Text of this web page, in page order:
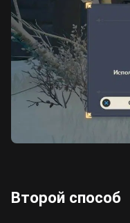
Второй способ